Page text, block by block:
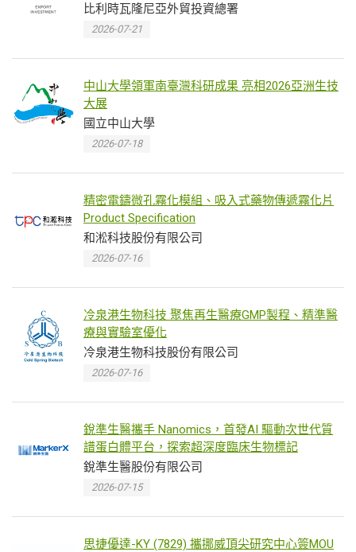
比利時瓦隆尼亞外貿投資總署
2026-07-21
中山大學領軍南臺灣科研成果 亮相2026亞洲生技
大展
國立中山大學
2026-07-18
精密電鑄微孔霧化模組、吸入式藥物傳遞霧化片
Product Specification
和淞科技股份有限公司
2026-07-16
冷泉港生物科技 聚焦再生醫療GMP製程、精準醫
療與實驗室優化
冷泉港生物科技股份有限公司
2026-07-16
銳準生醫攜手 Nanomics，首發AI 驅動次世代質
譜蛋白體平台，探索超深度臨床生物標記
銳準生醫股份有限公司
2026-07-15
思捷優達-KY (7829) 攜挪威頂尖研究中心簽MOU